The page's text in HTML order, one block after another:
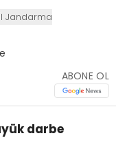
Jandarma
ABONE OL
darbe